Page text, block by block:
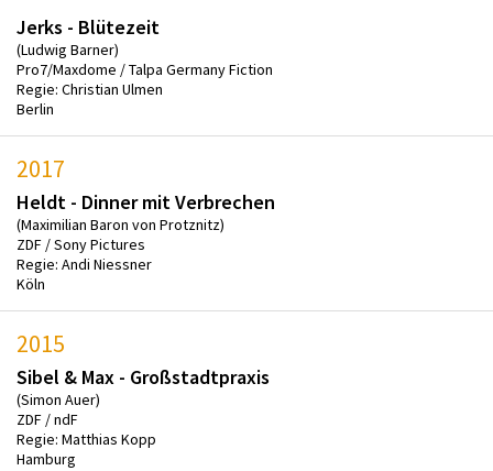
Jerks - Blütezeit
(Ludwig Barner)
Pro7/Maxdome / Talpa Germany Fiction
Regie: Christian Ulmen
Berlin
2017
Heldt - Dinner mit Verbrechen
(Maximilian Baron von Protznitz)
ZDF / Sony Pictures
Regie: Andi Niessner
Köln
2015
Sibel & Max - Großstadtpraxis
(Simon Auer)
ZDF / ndF
Regie: Matthias Kopp
Hamburg